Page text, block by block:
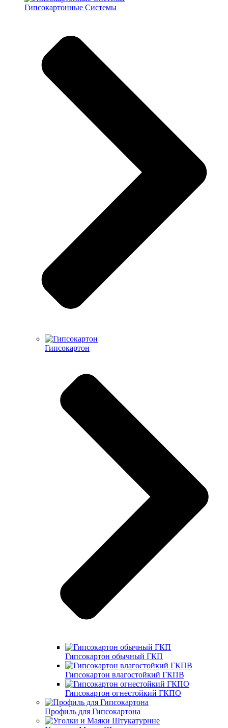
Гипсокартонные Системы
Гипсокартон
Гипсокартон обычный ГКП
Гипсокартон влагостойкий ГКПВ
Гипсокартон огнестойкий ГКПО
Профиль для Гипсокартона